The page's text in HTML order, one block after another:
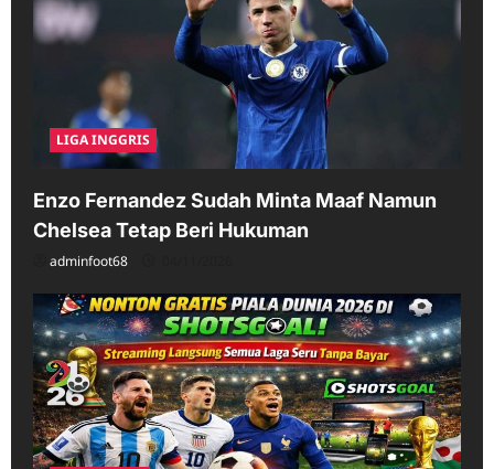
LIGA INGGRIS
Enzo Fernandez Sudah Minta Maaf Namun
Chelsea Tetap Beri Hukuman
adminfoot68